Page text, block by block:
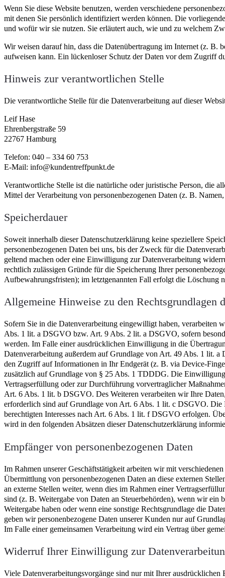
Wenn Sie diese Website benutzen, werden verschiedene
mit denen Sie persönlich identifiziert werden können. Die
und wofür wir sie nutzen. Sie erläutert auch, wie und zu welchem
Wir weisen darauf hin, dass die Datenübertragung im Internet (z.
aufweisen kann. Ein lückenloser Schutz der Daten vor dem Zugriff
Hinweis zur verantwortlichen Stelle
Die verantwortliche Stelle für die Datenverarbeitung auf dieser
Leif Hase
Ehrenbergstraße 59
22767 Hamburg
Telefon: 040 – 334 60 753
E-Mail: info@kundentreffpunkt.de
Verantwortliche Stelle ist die natürliche oder juristische Person, die
Mittel der Verarbeitung von personenbezogenen Daten (z. B.
Speicherdauer
Soweit innerhalb dieser Datenschutzerklärung keine speziellere
personenbezogenen Daten bei uns, bis der Zweck für die
geltend machen oder eine Einwilligung zur Datenverarbeitung
rechtlich zulässigen Gründe für die Speicherung Ihrer
Aufbewahrungsfristen); im letztgenannten Fall erfolgt die Löschung
Allgemeine Hinweise zu den Rechtsgrundlagen
Sofern Sie in die Datenverarbeitung eingewilligt haben, verarbeiten
Abs. 1 lit. a DSGVO bzw. Art. 9 Abs. 2 lit. a DSGVO, sofern
werden. Im Falle einer ausdrücklichen Einwilligung in die
Datenverarbeitung außerdem auf Grundlage von Art. 49 Abs. 1 lit.
den Zugriff auf Informationen in Ihr Endgerät (z. B. via Device-
zusätzlich auf Grundlage von § 25 Abs. 1 TDDDG. Die
Vertragserfüllung oder zur Durchführung vorvertraglicher
Art. 6 Abs. 1 lit. b DSGVO. Des Weiteren verarbeiten wir Ihre
erforderlich sind auf Grundlage von Art. 6 Abs. 1 lit. c DSGVO. Die
berechtigten Interesses nach Art. 6 Abs. 1 lit. f DSGVO erfolgen.
wird in den folgenden Absätzen dieser Datenschutzerklärung
Empfänger von personenbezogenen Daten
Im Rahmen unserer Geschäftstätigkeit arbeiten wir mit
Übermittlung von personenbezogenen Daten an diese externen
an externe Stellen weiter, wenn dies im Rahmen einer
sind (z. B. Weitergabe von Daten an Steuerbehörden), wenn wir
Weitergabe haben oder wenn eine sonstige Rechtsgrundlage die
geben wir personenbezogene Daten unserer Kunden nur auf
Im Falle einer gemeinsamen Verarbeitung wird ein Vertrag über
Widerruf Ihrer Einwilligung zur
Viele Datenverarbeitungsvorgänge sind nur mit Ihrer